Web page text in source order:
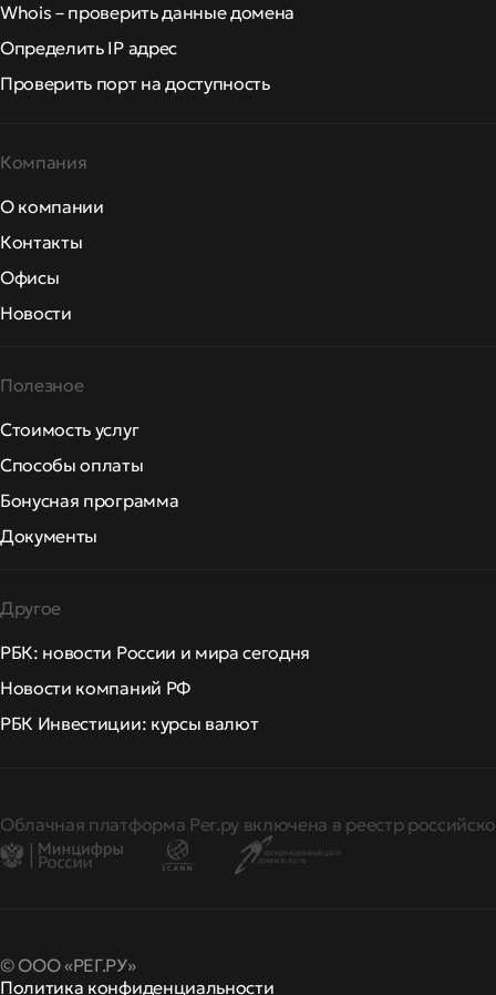
Whois – проверить данные домена
Определить IP адрес
Проверить порт на доступность
Компания
О компании
Контакты
Офисы
Новости
Полезное
Стоимость услуг
Способы оплаты
Бонусная программа
Документы
Другое
РБК: новости России и мира сегодня
Новости компаний РФ
РБК Инвестиции: курсы валют
Облачная платформа Рег.ру включена в реестр
© ООО «РЕГ.РУ»
Политика конфиденциальности